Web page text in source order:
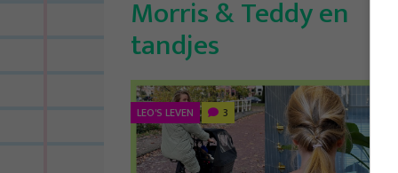
Morris & Teddy en
tandjes
LEO'S LEVEN 3